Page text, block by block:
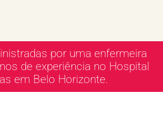
por uma enfermeira
de experiência no Hospital
em Belo Horizonte.